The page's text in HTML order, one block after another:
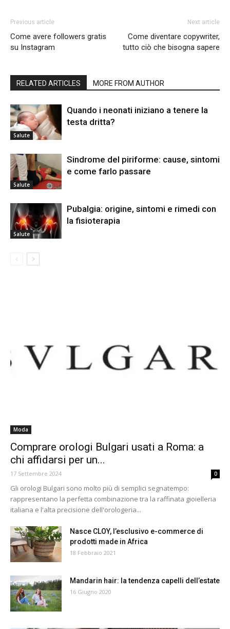
Previous article
Come avere followers gratis
su Instagram
Next article
Come diventare copywriter,
tutto ciò che bisogna sapere
RELATED ARTICLES MORE FROM AUTHOR
Salute
Quando i neonati iniziano a tenere la
testa dritta?
Salute
Sindrome del piriforme: cause, sintomi
e come farlo passare
Salute
Pubalgia: origine, sintomi e rimedi con
la fisioterapia
Moda
Comprare orologi Bulgari usati a Roma: a
chi affidarsi per un...
17 Settembre 2024 0
Gli orologi Bulgari sono molto più di semplici segnatempo:
rappresentano la perfetta combinazione tra la raffinata gioielleria
italiana e l'alta precisione dell'orologeria...
Nasce CLOY, l’esclusivo e-commerce di
prodotti made in Africa
18 Febbraio 2021
Mandarin hair: la tendenza capelli dell’estate
16 Giugno 2020